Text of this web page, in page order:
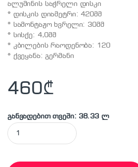
ალუმინის საჭრელი დისკი
* დისკის დიამეტრი: 420მმ
* სამონტაჟო ხვრელი: 30მმ
* სისქე: 4,0მმ
* კბილების რაოდენობა: 120
* ქვეყანა: გერმანი
460₾
განვადებით თვეში: 38.33 ლ
KÖNİG-420×4,0x30z120 ALU